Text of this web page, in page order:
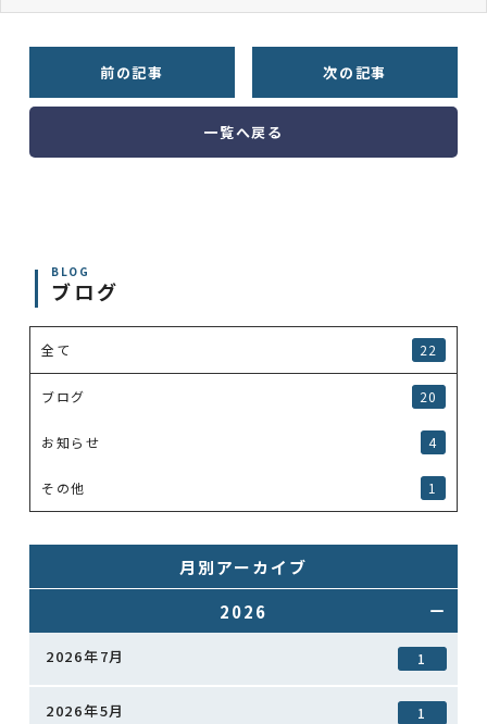
前の記事 次の記事
一覧へ戻る
BLOG
ブログ
全て 22
ブログ 20
お知らせ 4
その他 1
月別アーカイブ
2026
2026年7月 1
2026年5月 1